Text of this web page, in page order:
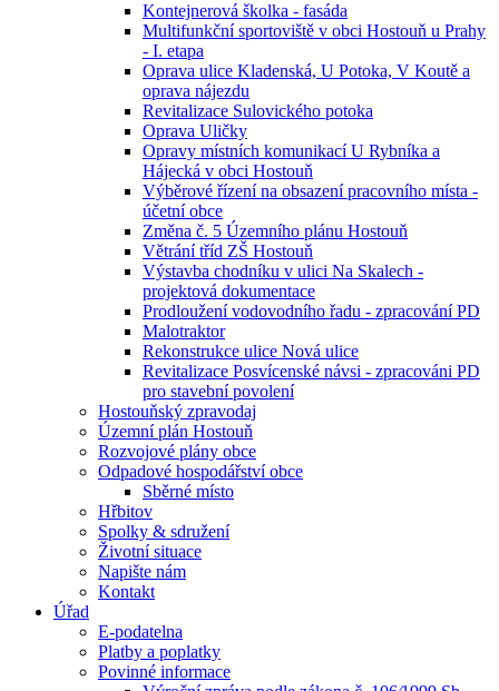
Kontejnerová školka - fasáda
Multifunkční sportoviště v obci Hostouň u Prahy
- I. etapa
Oprava ulice Kladenská, U Potoka, V Koutě a
oprava nájezdu
Revitalizace Sulovického potoka
Oprava Uličky
Opravy místních komunikací U Rybníka a
Hájecká v obci Hostouň
Výběrové řízení na obsazení pracovního místa -
účetní obce
Změna č. 5 Územního plánu Hostouň
Větrání tříd ZŠ Hostouň
Výstavba chodníku v ulici Na Skalech -
projektová dokumentace
Prodloužení vodovodního řadu - zpracování PD
Malotraktor
Rekonstrukce ulice Nová ulice
Revitalizace Posvícenské návsi - zpracováni PD
pro stavební povolení
Hostouňský zpravodaj
Územní plán Hostouň
Rozvojové plány obce
Odpadové hospodářství obce
Sběrné místo
Hřbitov
Spolky & sdružení
Životní situace
Napište nám
Kontakt
Úřad
E-podatelna
Platby a poplatky
Povinné informace